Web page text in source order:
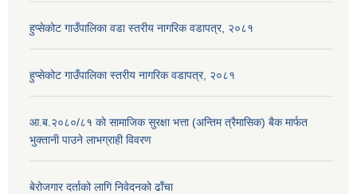
हुप्सेकोट गाउँपालिका वडा स्तरीय नागरिक वडापत्र, २०८१
हुप्सेकोट गाउँपालिका स्तरीय नागरिक वडापत्र, २०८१
आ.ब.२०८०/८१ काे सामाजिक सुरक्षा भत्ता (अन्तिम त्रैमासिक) बैक मार्फत
भुक्तानी पाउने लाभग्राही विवरण
बेरोजगार दर्ताको लागि निवेदनको ढाँचा